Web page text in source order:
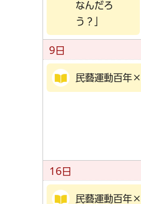
なんだろ
う？」
9日
民藝運動百年
16日
民藝運動百年